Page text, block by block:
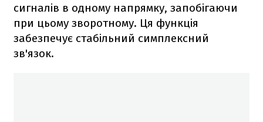
сигналів в одному напрямку, запобігаючи
при цьому зворотному. Ця функція
забезпечує стабільний симплексний
зв'язок.